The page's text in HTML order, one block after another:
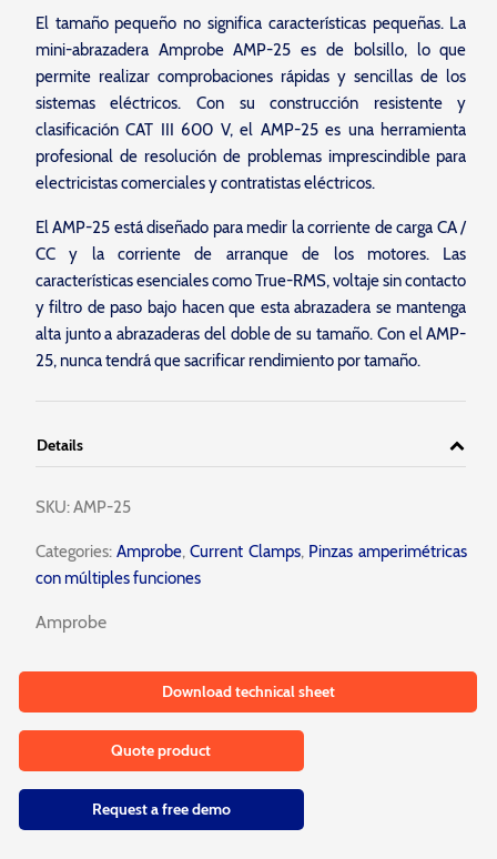
El tamaño pequeño no significa características pequeñas. La
mini-abrazadera Amprobe AMP-25 es de bolsillo, lo que
permite realizar comprobaciones rápidas y sencillas de los
sistemas eléctricos. Con su construcción resistente y
clasificación CAT III 600 V, el AMP-25 es una herramienta
profesional de resolución de problemas imprescindible para
electricistas comerciales y contratistas eléctricos.
El AMP-25 está diseñado para medir la corriente de carga CA /
CC y la corriente de arranque de los motores. Las
características esenciales como True-RMS, voltaje sin contacto
y filtro de paso bajo hacen que esta abrazadera se mantenga
alta junto a abrazaderas del doble de su tamaño. Con el AMP-
25, nunca tendrá que sacrificar rendimiento por tamaño.
Details
SKU:AMP-25
Categories:Amprobe,Current Clamps, Pinzas amperimétricas
con múltiples funciones
Amprobe
Download technical sheet
Quote product
Request a free demo